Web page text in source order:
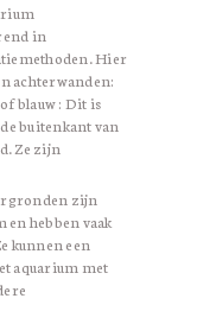
in
Hier
achterwanden:
blauw : Dit is
buitenkant van
Ze zijn
zijn
en hebben vaak
kunnen een
aquarium met